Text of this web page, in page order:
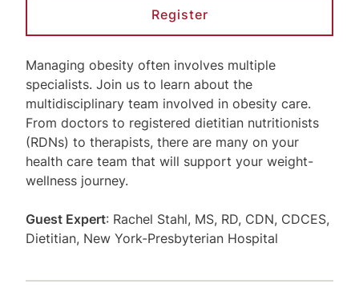
Register
Managing obesity often involves multiple
specialists. Join us to learn about the
multidisciplinary team involved in obesity care.
From doctors to registered dietitian nutritionists
(RDNs) to therapists, there are many on your
health care team that will support your weight-
wellness journey.
Guest Expert: Rachel Stahl, MS, RD, CDN, CDCES,
Dietitian, New York-Presbyterian Hospital